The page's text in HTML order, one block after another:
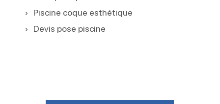
Piscine coque esthétique
Devis pose piscine